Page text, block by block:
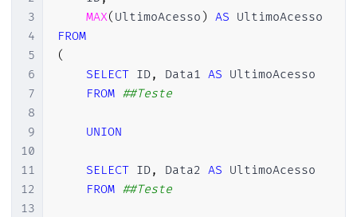
3
4
5
6
7
8
9
10
11
12
13
MAX( UltimoAcesso ) AS
FROM
(
SELECT ID, Data1 AS UltimoAcesso
FROM ##Teste
UNION
SELECT ID, Data2 AS UltimoAcesso
FROM ##Teste